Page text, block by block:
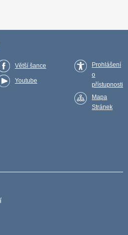
Větší šance
Youtube
Prohlášení
o
přístupnosti
Mapa
Stránek